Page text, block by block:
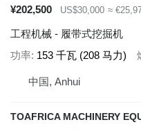
¥202,500
US$30,000 ≈
工程机械 - 履带式挖掘机
功率 153 千瓦 (208 马力)
中国, Anhui
TOAFRICA MACHINERY